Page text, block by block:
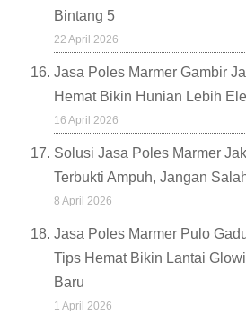
Bintang 5
22 April 2026
Jasa Poles Marmer Gambir
Hemat Bikin Hunian Lebih
16 April 2026
Solusi Jasa Poles Marmer
Terbukti Ampuh, Jangan
8 April 2026
Jasa Poles Marmer Pulo
Tips Hemat Bikin Lantai
Baru
1 April 2026